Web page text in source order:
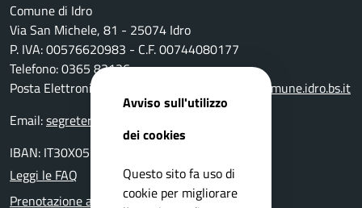
Comune di Idro
Via San Michele, 81 - 25074 Idro
P. IVA: 00576620983 - C.F. 00744080177
Telefono: 0365 83136
Posta Elettronica Certificata:
protocollo@pec.comune.idro.bs.it
Email:segreteria@comune.idro.bs.it
IBAN: IT30X0511655390000000000500
Leggi le FAQ
Prenotazione appuntamento
Avviso sull'utilizzo
dei cookies
Questo sito fa uso di
cookie per migliorare